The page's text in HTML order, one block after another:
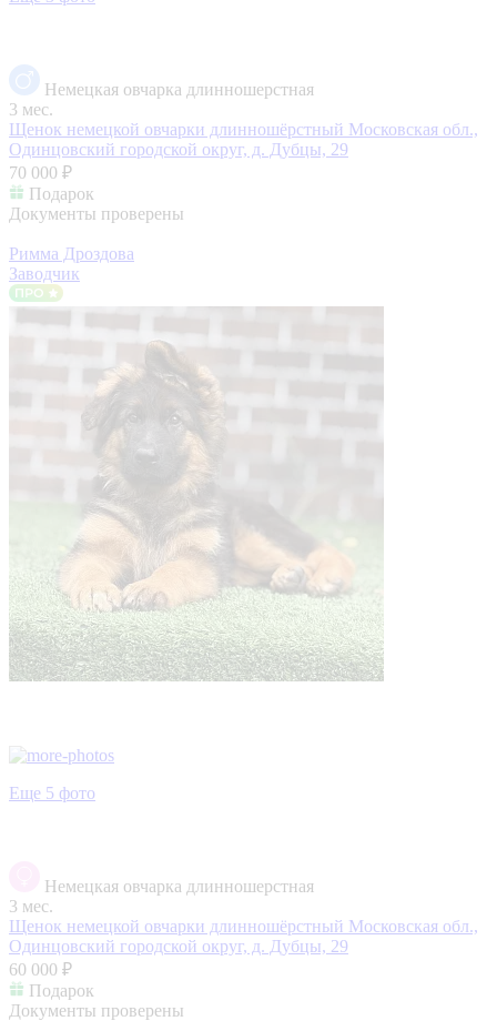
Немецкая овчарка длинношерстная
3 мес.
Щенок немецкой овчарки длинношёрстный Московская обл.,
Одинцовский городской округ, д. Дубцы, 29
70 000 ₽
Подарок
Документы проверены
Римма Дроздова
Заводчик
Еще 5 фото
Немецкая овчарка длинношерстная
3 мес.
Щенок немецкой овчарки длинношёрстный Московская обл.,
Одинцовский городской округ, д. Дубцы, 29
60 000 ₽
Подарок
Документы проверены